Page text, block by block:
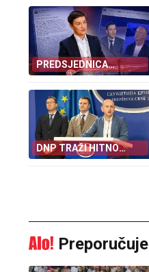
PREDSJEDNICA
SKUPŠTINE
DNP TRAŽI HITNO
USVAJANJE
Preporučuje